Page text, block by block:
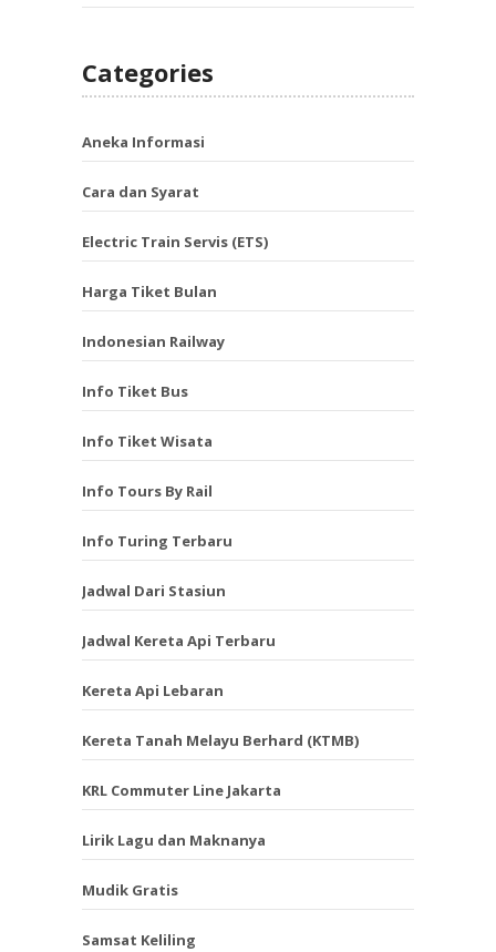
Categories
Aneka Informasi
Cara dan Syarat
Electric Train Servis (ETS)
Harga Tiket Bulan
Indonesian Railway
Info Tiket Bus
Info Tiket Wisata
Info Tours By Rail
Info Turing Terbaru
Jadwal Dari Stasiun
Jadwal Kereta Api Terbaru
Kereta Api Lebaran
Kereta Tanah Melayu Berhard (KTMB)
KRL Commuter Line Jakarta
Lirik Lagu dan Maknanya
Mudik Gratis
Samsat Keliling